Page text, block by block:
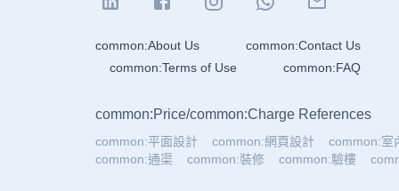
common:About Us
common:Contact Us
common:Terms of Use
common:FAQ
common:Price/common:Charge References
common:平面設計 common:網頁設計
common:室
common:通渠
common:裝修 common:驗樓